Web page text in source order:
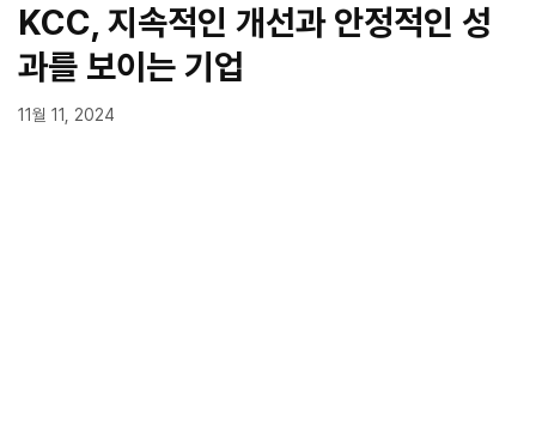
KCC, 지속적인 개선과 안정적인 성
과를 보이는 기업
11월 11, 2024